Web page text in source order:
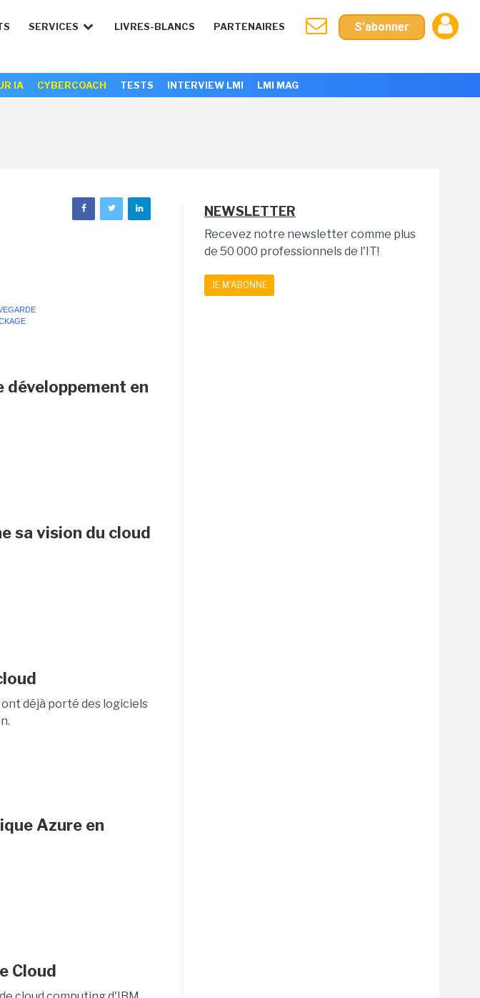
SERVICES LIVRES-BLANCS PARTENAIRES S'abonner
IA CYBERCOACH TESTS INTERVIEW LMI LMI MAG
développement en
sa vision du cloud
ont déjà porté des logiciels
Azure en
Cloud
NEWSLETTER
Recevez notre newsletter comme plus
de 50 000 professionnels de l'IT!
JE M'ABONNE